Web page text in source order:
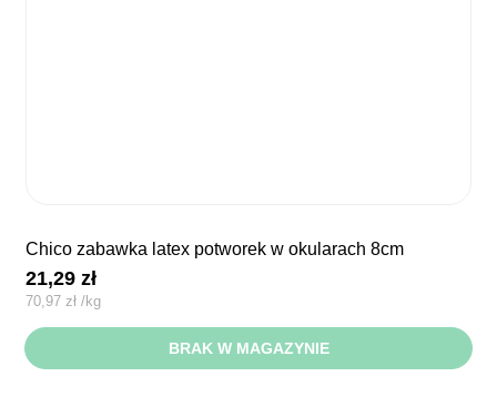
chico zabawka latex potworek w okularach 8cm
21,29zł
70,97zł /kg
BRAK W MAGAZYNIE